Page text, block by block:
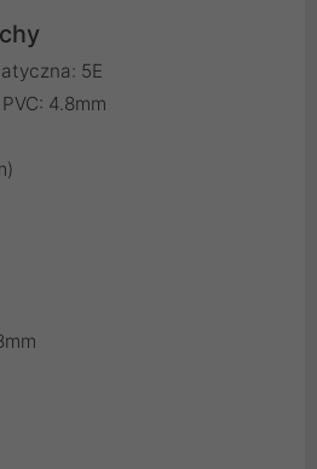
5E
4.8mm